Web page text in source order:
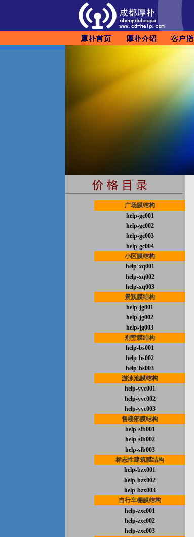
广场膜结构
help-gc001
help-gc002
help-gc003
help-gc004
小区膜结构
help-xq001
help-xq002
help-xq003
景观膜结构
help-jg001
help-jg002
help-jg003
别墅膜结构
help-bs001
help-bs002
help-bs003
游泳池膜结构
help-yyc001
help-yyc002
help-yyc003
售楼部膜结构
help-slb001
help-slb002
help-slb003
标志性建筑膜结构
help-bzx001
help-bzx002
help-bzx003
自行车棚膜结构
help-zxc001
help-zxc002
help-zxc003